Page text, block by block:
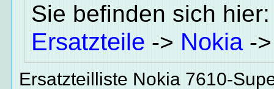
Sie befinden sich
Ersatzteile -> Nokia-
Ersatzteilliste Nokia 7610-